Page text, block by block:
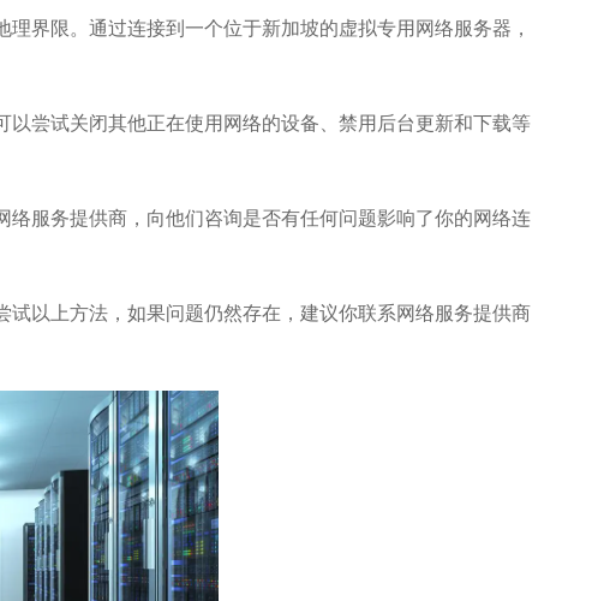
界限。通过连接到一个位于新加坡的虚拟专用网络服务器，
尝试关闭其他正在使用网络的设备、禁用后台更新和下载等
服务提供商，向他们咨询是否有任何问题影响了你的网络连
以上方法，如果问题仍然存在，建议你联系网络服务提供商